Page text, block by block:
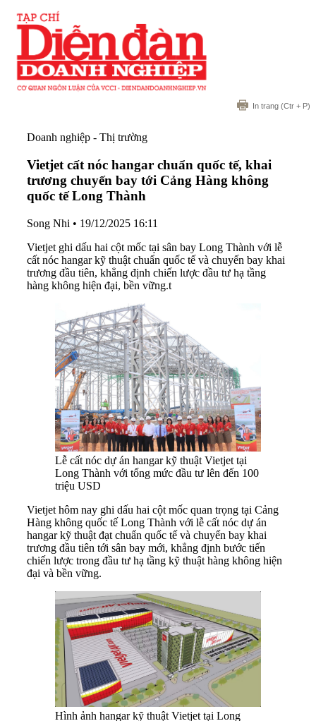
In trang (Ctr + P)
Doanh nghiệp - Thị trường
Vietjet cất nóc hangar chuẩn quốc tế, khai
trương chuyến bay tới Cảng Hàng không
quốc tế Long Thành
Song Nhi • 19/12/2025 16:11
Vietjet ghi dấu hai cột mốc tại sân bay Long Thành với lễ
cất nóc hangar kỹ thuật chuẩn quốc tế và chuyến bay khai
trương đầu tiên, khẳng định chiến lược đầu tư hạ tầng
hàng không hiện đại, bền vững.t
Lễ cất nóc dự án hangar kỹ thuật Vietjet tại
Long Thành với tổng mức đầu tư lên đến 100
triệu USD
Vietjet hôm nay ghi dấu hai cột mốc quan trọng tại Cảng
Hàng không quốc tế Long Thành với lễ cất nóc dự án
hangar kỹ thuật đạt chuẩn quốc tế và chuyến bay khai
trương đầu tiên tới sân bay mới, khẳng định bước tiến
chiến lược trong đầu tư hạ tầng kỹ thuật hàng không hiện
đại và bền vững.
Hình ảnh hangar kỹ thuật Vietjet tại Long